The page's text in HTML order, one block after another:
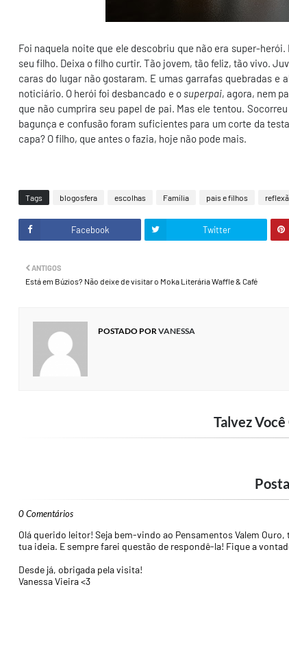
Foi naquela noite que ele descobriu que não era super-
seu filho. Deixa o filho curtir. Tão jovem, tão feliz, tão vivo.
caras do lugar não gostaram. E umas garrafas quebradas e
noticiário. O herói foi desbancado e osuperpai, agora, nem
que não cumprira seu papel de pai. Mas ele tentou.
bagunça e confusão foram suficientes para um corte da
capa? O filho, que antes o fazia, hoje não pode mais.
Tags blogosfera escolhas Família pais e filhos
Facebook Twitter
ANTIGOS
Está em Búzios? Não deixe de visitar o Moka Literária Waffle & Café
POSTADO PORVANESSA
Talvez
0 Comentários
Olá querido leitor! Seja bem-vindo ao Pensamentos Valem
tua ideia. E sempre farei questão de respondê-la! Fique a
Desde já, obrigada pela visita!
Vanessa Vieira <3